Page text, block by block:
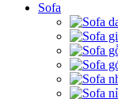
Sofa